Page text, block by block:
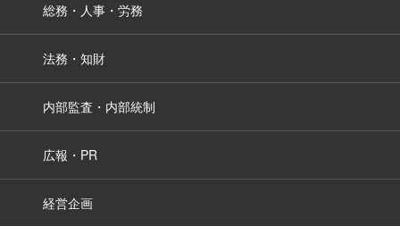
総務・人事・労務
法務・知財
内部監査・内部統制
広報・PR
経営企画